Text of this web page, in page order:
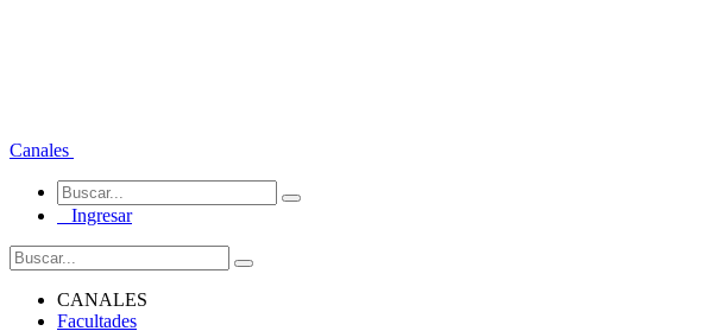
Canales
Ingresar
CANALES
Facultades